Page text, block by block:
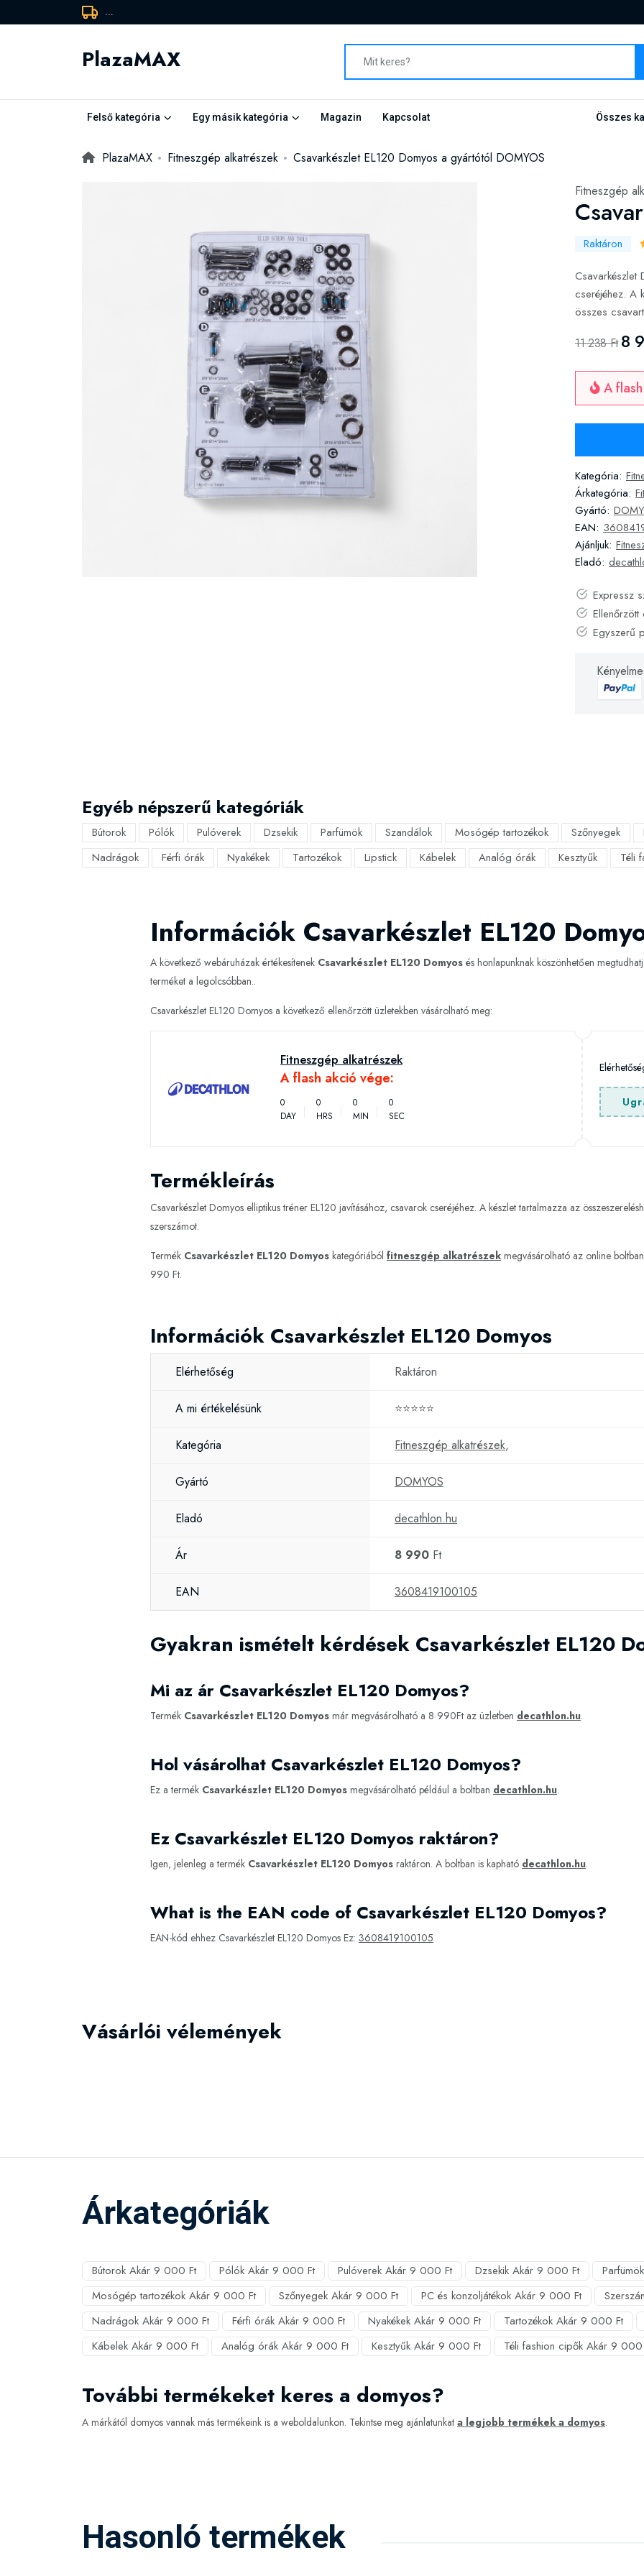
...
PlazaMAX
Felső kategória Egy másik kategória Magazin Kapcsolat Összes
PlazaMAX Fitneszgép alkatrészek
Csavarkészlet EL120 Domyos a gyártótól DOMYOS
Fitneszgép
Raktáron
Csavarkészlet
cseréjéhez. A
összes
11 238 Ft 8
A
Kategória:
Árkategória:
Gyártó:
EAN:
Ajánljuk:
Eladó:
Expressz
Egyszerű
Egyéb népszerű kategóriák
Bútorok Pólók Pulóverek Dzsekik Parfümök Szandálok Mosógép tartozékok Szőnyegek
Nadrágok
Férfi órák Nyakékek Tartozékok Lipstick Kábelek Analóg órák Kesztyűk Téli
Információk Csavarkészlet EL120
A következő webáruházak értékesítenek Csavarkészlet EL120 Domyos és honlapunknak köszönhetően
terméket a legolcsóbban..
Csavarkészlet EL120 Domyos a következő ellenőrzött üzletekben vásárolható meg:
Fitneszgép alkatrészek
A flash akció vége:
0
DAY
0
HRS
0
MIN
0
SEC
Termékleírás
Csavarkészlet Domyos elliptikus tréner EL120 javításához, csavarok cseréjéhez. A készlet tartalmazza az
szerszámot.
Termék Csavarkészlet EL120 Domyos kategóriából fitneszgép alkatrészek megvásárolható az online boltban
990 Ft.
Információk Csavarkészlet EL120 Domyos
Elérhetőség Raktáron
A mi értékelésünk ⭐⭐⭐⭐⭐
Kategória Fitneszgép alkatrészek,
Gyártó DOMYOS
Eladó decathlon.hu
Ár 8 990 Ft
EAN 3608419100105
Gyakran ismételt kérdések Csavarkészlet EL120
Mi az ár Csavarkészlet EL120 Domyos?
Termék Csavarkészlet EL120 Domyos már megvásárolható a 8 990Ft az üzletben decathlon.hu.
Hol vásárolhat Csavarkészlet EL120 Domyos?
Ez a termék Csavarkészlet EL120 Domyos megvásárolható például a boltban decathlon.hu.
Ez Csavarkészlet EL120 Domyos raktáron?
Igen, jelenleg a termék Csavarkészlet EL120 Domyos raktáron. A boltban is kapható decathlon.hu.
What is the EAN code of Csavarkészlet EL120 Domyos?
EAN-kód ehhez Csavarkészlet EL120 Domyos Ez: 3608419100105
Vásárlói vélemények
Árkategóriák
Bútorok Akár 9 000 Ft Pólók Akár 9 000 Ft Pulóverek Akár 9 000 Ft Dzsekik Akár 9 000 Ft
Mosógép tartozékok Akár 9 000 Ft
Szőnyegek Akár 9 000 Ft PC és konzoljátékok Akár 9 000 Ft
Nadrágok Akár 9 000 Ft
Férfi órák Akár 9 000 Ft Nyakékek Akár 9 000 Ft Tartozékok Akár 9 000 Ft
Kábelek Akár 9 000 Ft
Analóg órák Akár 9 000 Ft Kesztyűk Akár 9 000 Ft Téli fashion cipők Akár 9 000
További termékeket keres a domyos?
A márkától domyos vannak más termékeink is a weboldalunkon. Tekintse meg ajánlatunkat a legjobb termékek a domyos.
Hasonló termékek